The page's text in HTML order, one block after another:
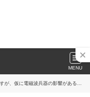
MENU
あるとすれば、船越氏が松居氏を訴えるのは不適当。